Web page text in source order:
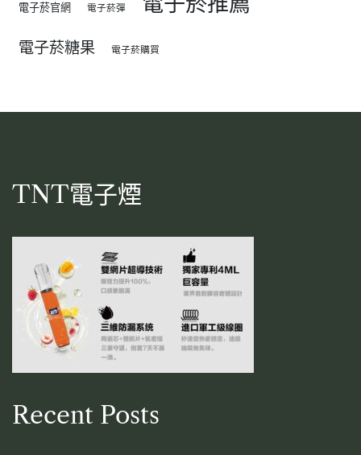
電子菸官網 電子菸彈
電子菸糖果 電子菸購買
TNT電子煙
Recent Posts